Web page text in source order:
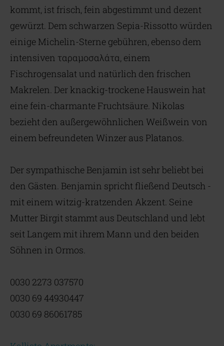
kommt, ist frisch, fein abgestimmt und dezent
gewürzt. Dem schwarzen Sepia-Rissotto würden
einige Michelin-Sterne gebühren, ebenso dem
intensiven ταραμοσαλάτα, einem
Fischrogensalat und natürlich den frischen
Makrelen. Der knackig-trockene Hauswein hat
eine fein-charmante Fruchtsäure. Nikolas
bezieht den außergewöhnlichen Weißwein von
einem befreundeten Winzer aus Platanos.
Der sympathische Benjamin ist sehr beliebt bei
den Gästen. Benjamin spricht fließend Deutsch -
mit einem witzig-kratzenden Akzent. Seine
Mutter Birgit stammt aus Deutschland und lebt
seit Langem mit ihrem Mann und den beiden
Söhnen in Ormos.
0030 2273 037570
0030 69 44930447
0030 69 86061785